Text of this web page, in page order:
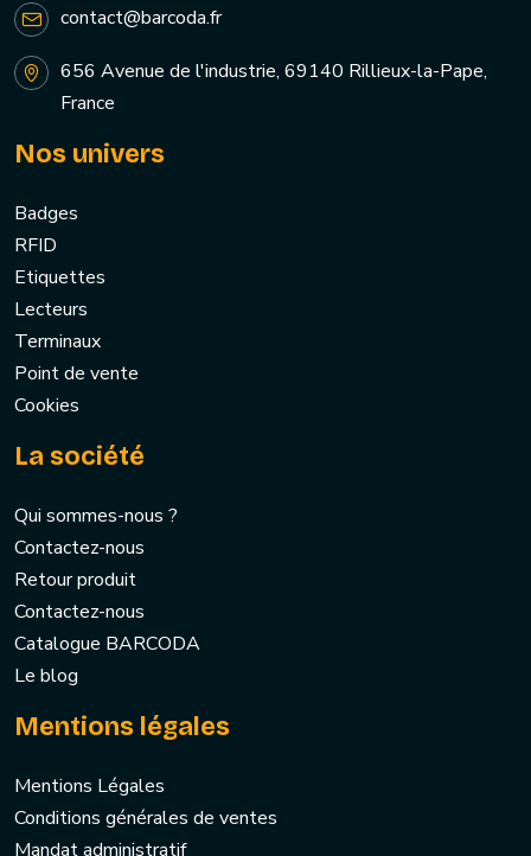
contact@barcoda.fr
656 Avenue de l'industrie, 69140 Rillieux-la-Pape,
France
Nos univers
Badges
RFID
Etiquettes
Lecteurs
Terminaux
Point de vente
Cookies
La société
Qui sommes-nous ?
Contactez-nous
Retour produit
Contactez-nous
Catalogue BARCODA
Le blog
Mentions légales
Mentions Légales
Conditions générales de ventes
Mandat administratif